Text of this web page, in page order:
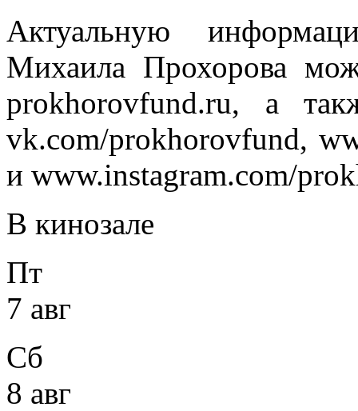
Актуальную
Михаила Прохорова
prokhorovfund.ru, а
vk.com/prokhorovfund,
и www.instagram.com/
В кинозале
Пт
7 авг
Сб
8 авг